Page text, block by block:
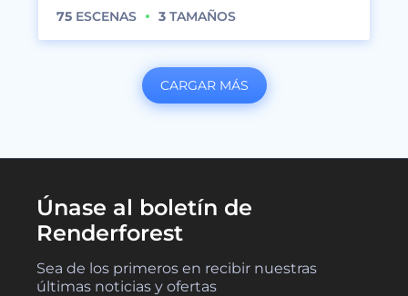
75 ESCENAS 3 TAMAÑOS
CARGAR MÁS
Únase al boletín de
Renderforest
Sea de los primeros en recibir nuestras
últimas noticias y ofertas